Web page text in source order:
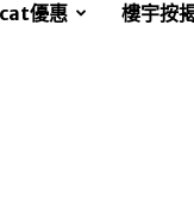
優惠
樓宇按